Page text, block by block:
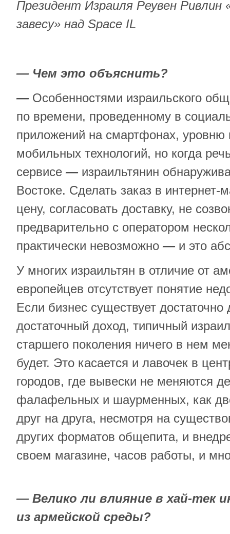
Президент Израиля Реувен Ривлин
завесу» над Space IL
— Чем это объяснить?
— Особенностями израильского
по времени, проведенному в
приложений на смартфонах, уровню
мобильных технологий, но когда
сервисе — израильтянин
Востоке. Сделать заказ в интернет-
цену, согласовать доставку, не
предварительно с оператором
практически невозможно — и это
У многих израильтян в отличие от
европейцев отсутствует понятие
Если бизнес существует достаточно
достаточный доход, типичный
старшего поколения ничего в нем
будет. Это касается и лавочек в
городов, где вывески не меняются
фалафельных и шаурменных, как
друг на друга, несмотря на
других форматов общепита, и
своем магазине, часов работы, и
— Велико ли влияние в хай-тек
из армейской среды?